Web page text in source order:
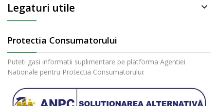
Legaturi utile 
Protectia Consumatorului
Puteti gasi informatii suplimentare pe platforma Agentiei
Nationale pentru Protectia Consumatorului: